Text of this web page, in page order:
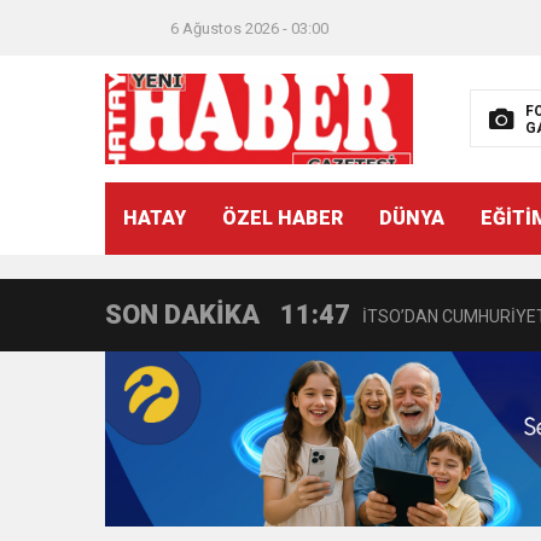
6 Ağustos 2026 - 03:00
HATAY ÖZEL HABER DÜNYA
SON DAKİKA
21:40
11:47 İTSO’DAN
18:55 İNCE’NİN CHP’DE
11:57 IŞIL Eczanesi Görkemli
21:40